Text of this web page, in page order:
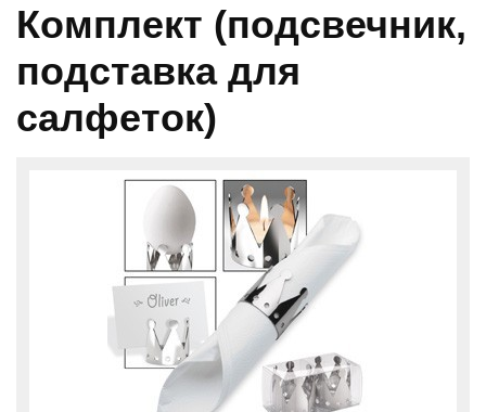
Комплект (подсвечник,
подставка для
салфеток)